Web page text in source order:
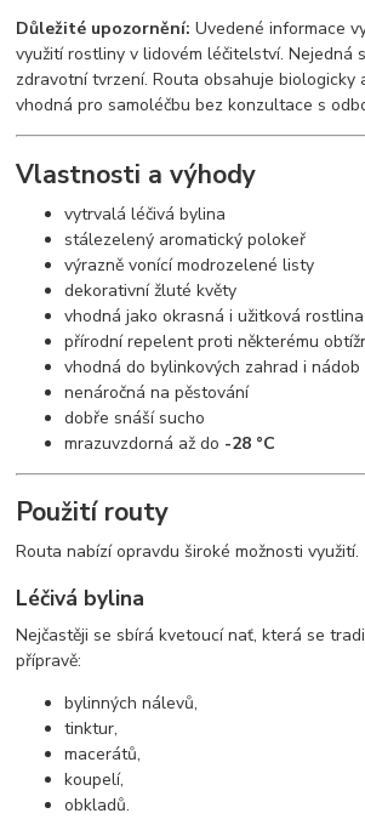
Důležité upozornění: Uvedené informace
využití rostliny v lidovém léčitelství. Nejedná
zdravotní tvrzení. Routa obsahuje biologicky
vhodná pro samoléčbu bez konzultace s
Vlastnosti a výhody
vytrvalá léčivá bylina
stálezelený aromatický polokeř
výrazně vonící modrozelené listy
dekorativní žluté květy
vhodná jako okrasná i užitková rostlina
přírodní repelent proti některému
vhodná do bylinkových zahrad i nádob
nenáročná na pěstování
dobře snáší sucho
mrazuvzdorná až do -28 °C
Použití routy
Routa nabízí opravdu široké možnosti využití.
Léčivá bylina
Nejčastěji se sbírá kvetoucí nať, která se
přípravě:
bylinných nálevů,
tinktur,
macerátů,
koupelí,
obkladů.